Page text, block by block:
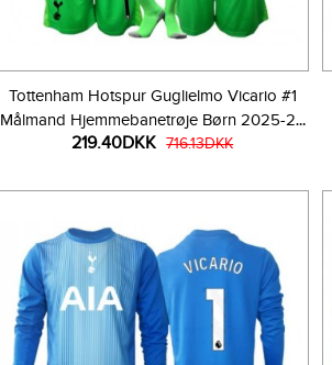
Tottenham Hotspur Guglielmo Vicario #1
Målmand Hjemmebanetrøje Børn 2025-26
Kortærmet (+ Korte bukser)
219.40DKK 716.13DKK